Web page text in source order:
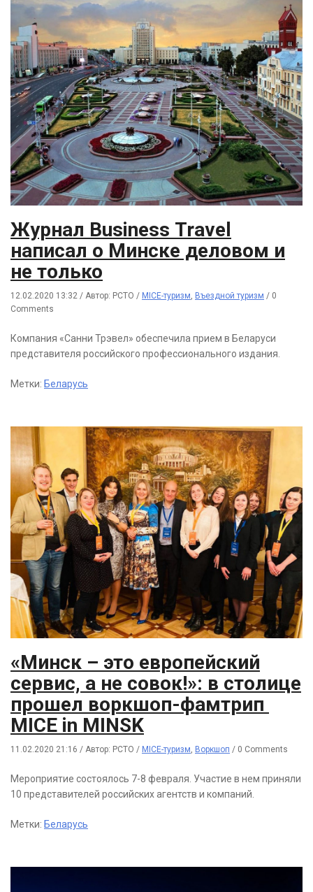
Журнал Business Travel
написал о Минске деловом и
не только
12.02.2020 13:32 / Автор: РСТО / MICE-туризм, Въездной туризм / 0
Comments
Компания «Санни Трэвел» обеспечила прием в Беларуси
представителя российского профессионального издания.
Метки: Беларусь
«Минск – это европейский
сервис, а не совок!»: в столице
прошел воркшоп-фамтрип
MICE in MINSK
11.02.2020 21:16 / Автор: РСТО / MICE-туризм Воркшоп / 0 Comments
Мероприятие состоялось 7-8 февраля. Участие в нем приняли
10 представителей российских агентств и компаний.
Метки: Беларусь